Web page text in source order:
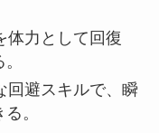
体力として回復
回避スキルで、瞬
。